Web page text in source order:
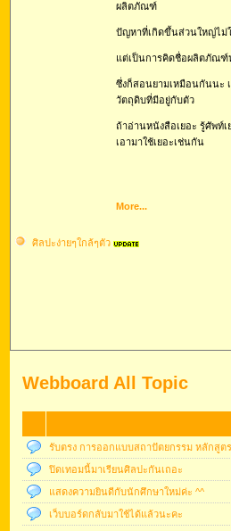
ผลิตภัณฑ์
ปัญหาที่เกิดขึ้นส่วนใหญ่ไม่
แต่เป็นการคิดชื่อผลิตภัณฑ์
ซึ่งก็สอนยามเหมือนกันนะ
วัตถุดิบที่มีอยู่กับตัว
ถ้าอ่านหนังสือเยอะ รู้ศัพท์
เอามาใช้เยอะเช่นกัน
More...
ศิลปะง่ายๆใกล้ๆตัว
Webboard All Topic
รับตรง การออกแบบสถาปัตยกรรม หลักสูต
ปิดเทอมนี้มาเรียนศิลปะกันเถอะ
แสดงความยินดีกับนักศึกษาใหม่ค่ะ ^^
เว็บบอร์ดกลับมาใช้ได้แล้วนะคะ